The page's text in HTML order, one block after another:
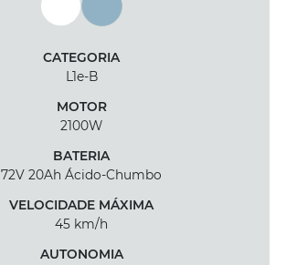
CATEGORIA
L1e-B
MOTOR
2100W
BATERIA
72V 20Ah Ácido-Chumbo
VELOCIDADE MÁXIMA
45 km/h
AUTONOMIA